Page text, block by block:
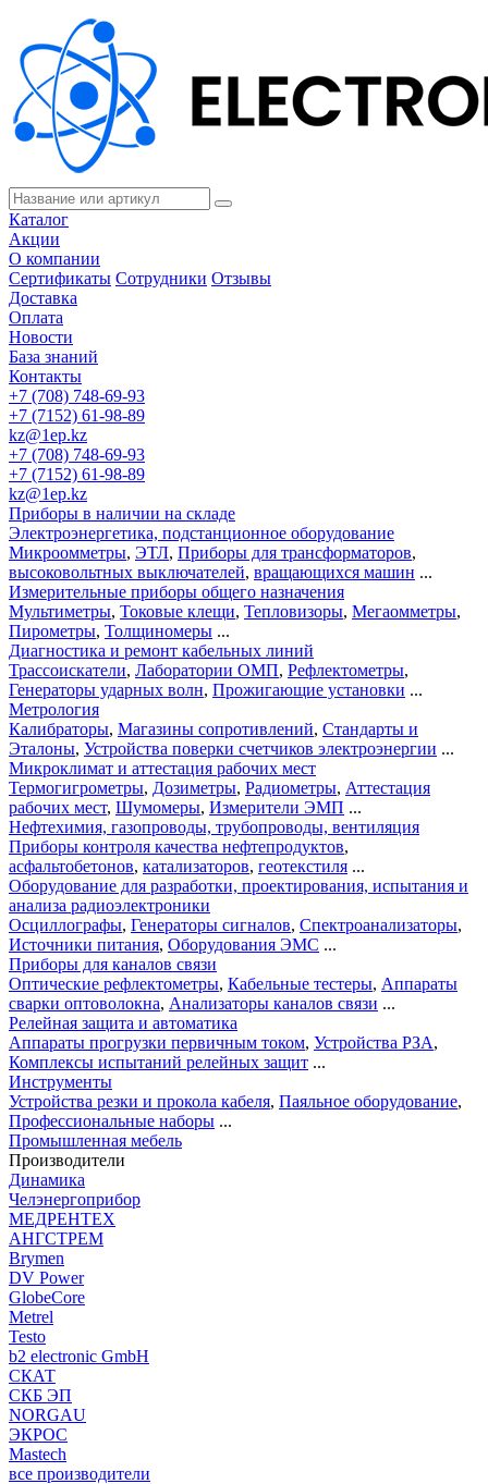
Каталог
Акции
О компании
Сертификаты Сотрудники Отзывы
Доставка
Оплата
Новости
База знаний
Контакты
+7 (708) 748-69-93
+7 (7152) 61-98-89
kz@1ep.kz
+7 (708) 748-69-93
+7 (7152) 61-98-89
kz@1ep.kz
Приборы в наличии на складе
Электроэнергетика, подстанционное оборудование
Микроомметры, ЭТЛ, Приборы для трансформаторов,
высоковольтных выключателей, вращающихся машин ...
Измерительные приборы общего назначения
Мультиметры, Токовые клещи, Тепловизоры, Мегаомметры,
Пирометры, Толщиномеры ...
Диагностика и ремонт кабельных линий
Трассоискатели, Лаборатории ОМП, Рефлектометры,
Генераторы ударных волн, Прожигающие установки ...
Метрология
Калибраторы, Магазины сопротивлений, Стандарты и
Эталоны, Устройства поверки счетчиков электроэнергии ...
Микроклимат и аттестация рабочих мест
Термогигрометры, Дозиметры, Радиометры, Аттестация
рабочих мест, Шумомеры, Измерители ЭМП ...
Нефтехимия, газопроводы, трубопроводы, вентиляция
Приборы контроля качества нефтепродуктов,
асфальтобетонов, катализаторов, геотекстиля ...
Оборудование для разработки, проектирования, испытания и
анализа радиоэлектроники
Осциллографы, Генераторы сигналов, Спектроанализаторы,
Источники питания, Оборудования ЭМС ...
Приборы для каналов связи
Оптические рефлектометры, Кабельные тестеры, Аппараты
сварки оптоволокна, Анализаторы каналов связи ...
Релейная защита и автоматика
Аппараты прогрузки первичным током, Устройства РЗА,
Комплексы испытаний релейных защит ...
Инструменты
Устройства резки и прокола кабеля, Паяльное оборудование,
Профессиональные наборы ...
Промышленная мебель
Производители
Динамика
Челэнергоприбор
МЕДРЕНТЕХ
АНГСТРЕМ
Brymen
DV Power
GlobeCore
Metrel
Testo
b2 electronic GmbH
СКАТ
СКБ ЭП
NORGAU
ЭКРОС
Mastech
все производители